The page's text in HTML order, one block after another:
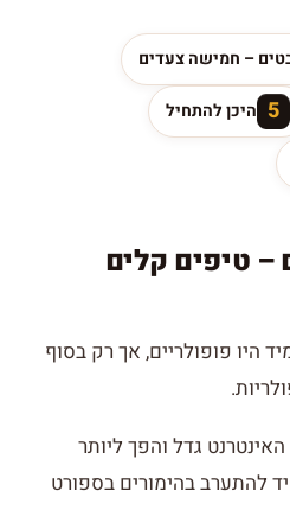
– חמישה צעדים
5 היכן להתחיל
– טיפים קלים
היו פופולריים, אך רק בסוף
גדל והפך ליותר
להתערב בהימורים בספורט